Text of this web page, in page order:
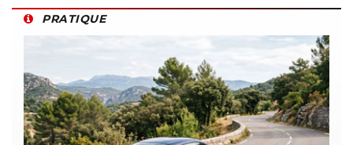
PRATIQUE